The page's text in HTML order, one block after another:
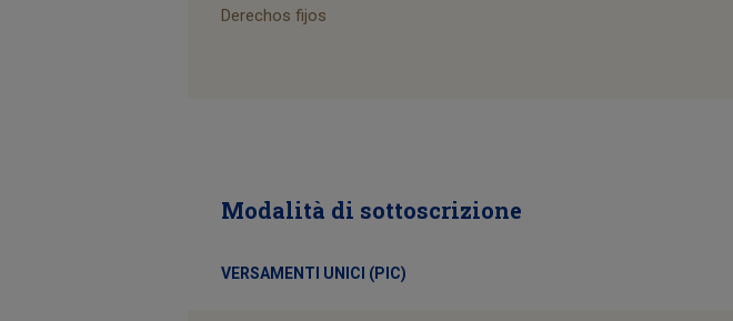
Derechos fijos
Modalità di sottoscrizione
VERSAMENTI UNICI (PIC)